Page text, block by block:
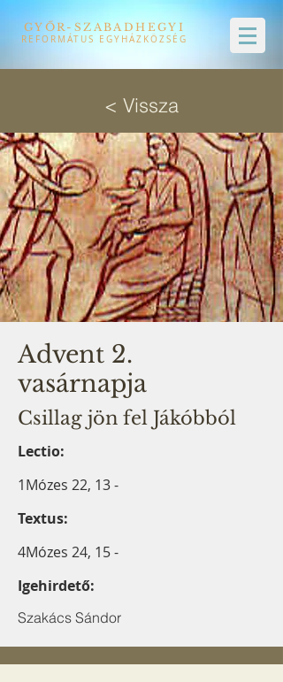
GYŐR-SZABADHEGYI
REFORMÁTUS EGYHÁZKÖZSÉG
< Vissza
Advent 2.
vasárnapja
Csillag jön fel Jákóbból
Lectio:
1Mózes 22, 13 -
Textus:
4Mózes 24, 15 -
Igehirdető:
Szakács Sándor